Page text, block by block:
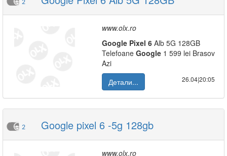
2
www.olx.ro
Google Pixel 6 Alb 5G 128GB
Telefoane Google 1 599 lei Brasov
Azi
Детали...
26.04|20:05
2 Google pixel 6 -5g 128gb
www.olx.ro